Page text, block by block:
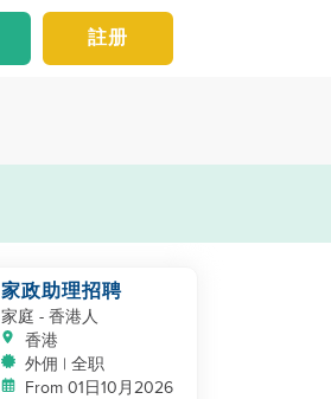
註册
家政助理招聘
家庭 - 香港人
香港
外佣 | 全职
From 01日10月2026